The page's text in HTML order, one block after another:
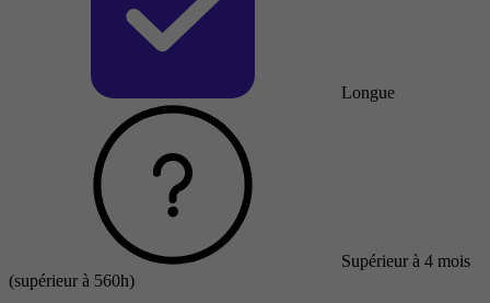
Longue
Supérieur à 4 mois
(supérieur à 560h)